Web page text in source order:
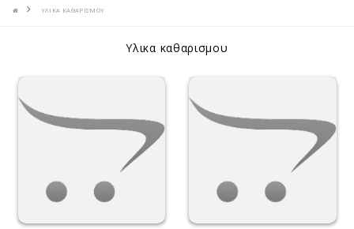
ΥΛΙΚΑ ΚΑΘΑΡΙΣΜΟΥ
υλικα καθαρισμου